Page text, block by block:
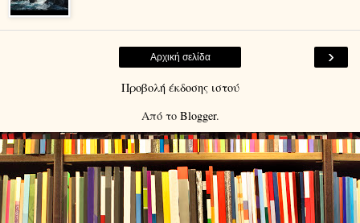
›
Αρχική σελίδα
Προβολή έκδοσης ιστού
Από το Blogger.